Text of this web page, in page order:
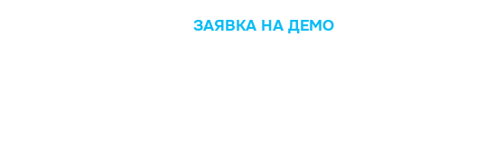
ЗАЯВКА НА ДЕМО